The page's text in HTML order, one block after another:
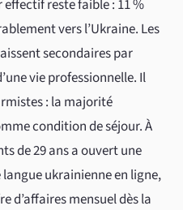
reste faible : 11 %
vers l’Ukraine. Les
secondaires par
vie professionnelle. Il
: la majorité
condition de séjour. À
de 29 ans a ouvert une
ukrainienne en ligne,
d’affaires mensuel dès la